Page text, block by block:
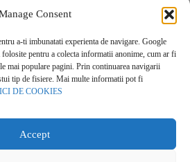
Consent
a-ti imbunatati experienta de navigare. Google
pentru a colecta informatii anonime, cum ar fi
mai populare pagini. Prin continuarea navigarii
tip de fisiere. Mai multe informatii pot fi
DE COOKIES
Accept